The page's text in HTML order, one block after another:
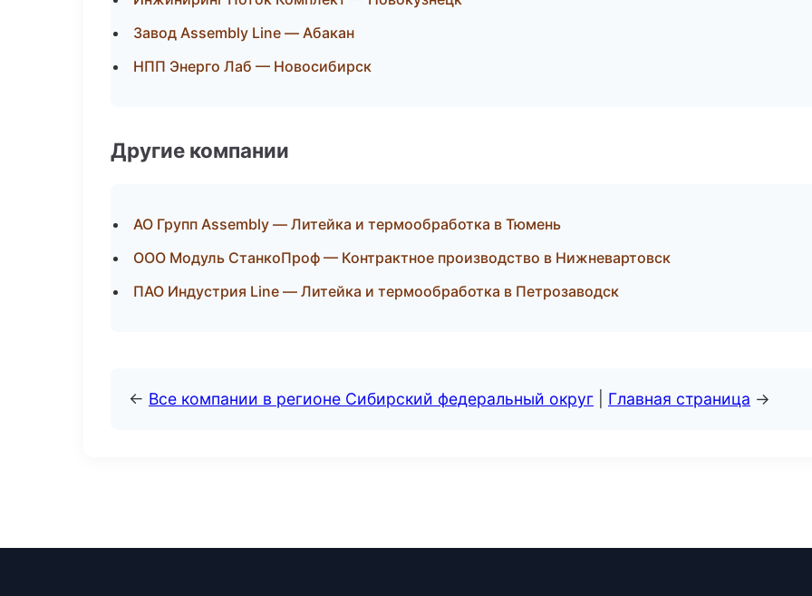
Завод Assembly Line — Абакан
НПП Энерго Лаб — Новосибирск
Другие компании
АО Групп Assembly — Литейка и термообработка в Тюмень
ООО Модуль СтанкоПроф — Контрактное производство в Нижневартовск
ПАО Индустрия Line — Литейка и термообработка в Петрозаводск
← Все компании в регионе Сибирский федеральный округ Главная страница →